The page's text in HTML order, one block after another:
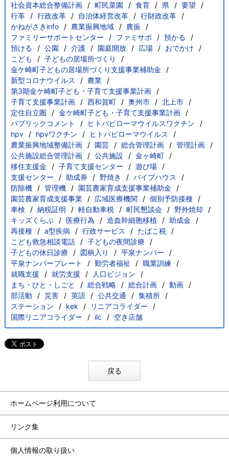
社会資本総合整備計画
町民菜園 食育 県
要望
行革
行政改革 自治体経営改革
行財政改革
かねがさきinfo
農業振興地域
農振
ファミリーサポートセンター
ファミサポ
預かる
預ける
公園 介護 園庭開放 広場
おでかけ
こども
子どもの居場所づくり
金ケ崎町子どもの居場所づくり支援事業補助金
新型コロナウイルス
農業
第3期金ケ崎町子ども・子育て支援事業計画
子育て支援事業計画
西和賀町 奥州市
北上市
定住自立圏
金ケ崎町子ども・子育て支援事業計画
パブリックコメント
ヒトパピローマウイルスワクチン
hpv
hpvワクチン
ヒトパピローマウイルス
農業振興地域整備計画
園芸 総合管理計画
管理計画
公共施設総合管理計画
公共施設
金ヶ崎町
移住支援金
子育て支援センター
遊び場
支援センター
助成券 野焼き
パイプハウス
防除機
管理機
園芸農家育成支援事業補助金
園芸農家育成支援事業
広域医療機関
個別予防接種
車検
納税証明 軽自動車税 町民懇談会
野外焼却
キッズくらぶ
医療行為 造血幹細胞移植
助成金
再接種
a型疾病 行政サービス
たばこ税
こども救急相談電話
子どもの夜間診療
子どもの休日診療
図柄入り
平泉ナンバー
平泉ナンバープレート
勤労者福祉
職業訓練
就職支援
就労支援
人口ビジョン
まち・ひと・しごと
総合戦略 総合計画
動画
部活動
災害 英語 公共交通
集積所
ステーション
kek
リニアコライダー
国際リニアコライダー
ilc 空き店舗
戻る
ホームページ利用について
リンク集
個人情報の取り扱い